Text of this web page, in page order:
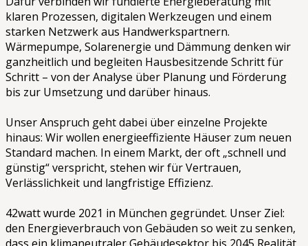
klaren Prozessen, digitalen Werkzeugen und einem
starken Netzwerk aus Handwerkspartnern.
Wärmepumpe, Solarenergie und Dämmung denken wir
ganzheitlich und begleiten Hausbesitzende Schritt für
Schritt – von der Analyse über Planung und Förderung
bis zur Umsetzung und darüber hinaus.
Unser Anspruch geht dabei über einzelne Projekte
hinaus: Wir wollen energieeffiziente Häuser zum neuen
Standard machen. In einem Markt, der oft „schnell und
günstig“ verspricht, stehen wir für Vertrauen,
Verlässlichkeit und langfristige Effizienz.
42watt wurde 2021 in München gegründet. Unser Ziel:
den Energieverbrauch von Gebäuden so weit zu senken,